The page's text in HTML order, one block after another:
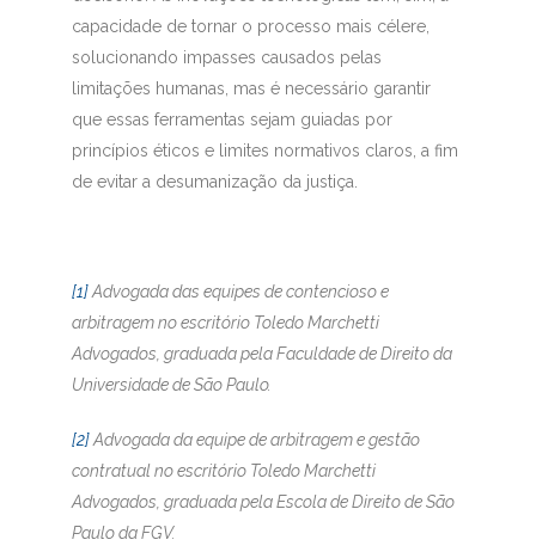
capacidade de tornar o processo mais célere,
solucionando impasses causados pelas
limitações humanas, mas é necessário garantir
que essas ferramentas sejam guiadas por
princípios éticos e limites normativos claros, a fim
de evitar a desumanização da justiça.
[1]Advogada das equipes de contencioso e
arbitragem no escritório Toledo Marchetti
Advogados, graduada pela Faculdade de Direito da
Universidade de São Paulo.
[2]Advogada da equipe de arbitragem e gestão
contratual no escritório Toledo Marchetti
Advogados, graduada pela Escola de Direito de São
Paulo da FGV.